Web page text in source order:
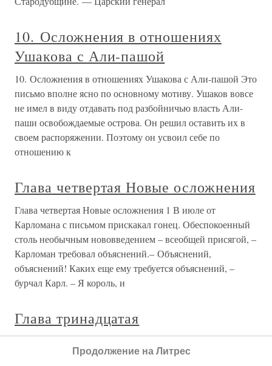
10. Осложнения в отношениях
Ушакова с Али-пашой
10. Осложнения в отношениях Ушакова с Али-пашой Это
письмо вполне ясно по основному мотиву. Ушаков вовсе
не имел в виду отдавать под разбойничью власть Али-
паши освобождаемые острова. Он решил оставить их в
своем распоряжении. Поэтому он усвоил себе по
отношению к
Глава четвертая Новые осложнения
Глава четвертая Новые осложнения 1 В июле от
Карломана с письмом прискакал гонец. Обеспокоенный
столь необычным нововведением – всеобщей присягой, –
Карломан требовал объяснений.– Объяснений,
объяснений! Каких еще ему требуется объяснений, –
бурчал Карл. – Я король, и
Глава тринадцатая
одной из двух однодневных пауз, возникших в ходе
Продолжение на Литрес